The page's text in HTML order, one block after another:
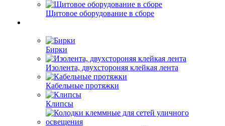
Щитовое оборудование в сборе
Бирки
Изолента, двухстороняя клейкая лента
Кабельные протяжки
Клипсы